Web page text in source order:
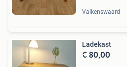
Valkenswaard
Ladekast
€ 80,00